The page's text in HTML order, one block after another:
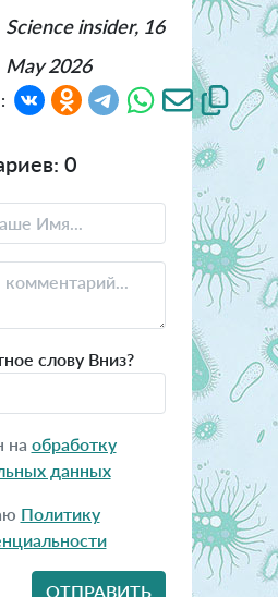
Science insider, 16
May 2026
0
слову Вниз?
на обработку
данных
Политику